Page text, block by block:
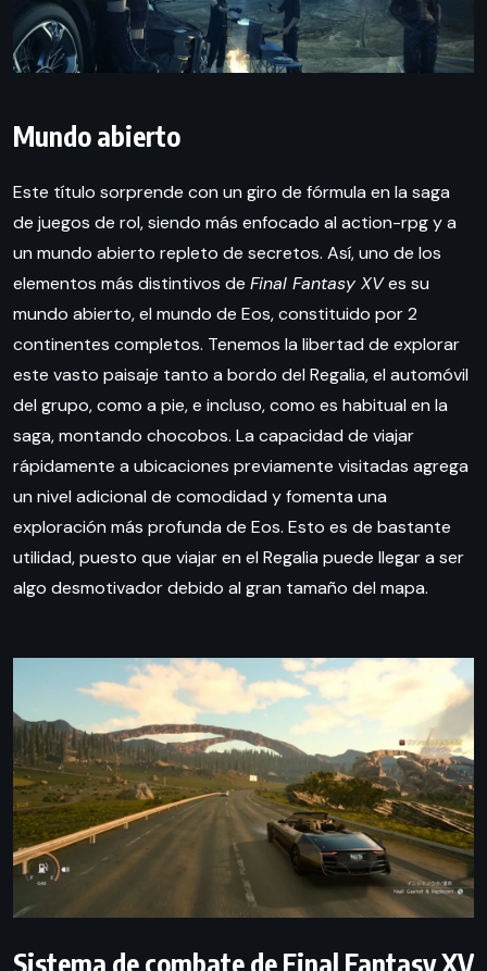
Mundo abierto
Este título sorprende con un giro de fórmula en la saga
de juegos de rol, siendo más enfocado al action-rpg y a
un mundo abierto repleto de secretos. Así, uno de los
elementos más distintivos de Final Fantasy XVes su
mundo abierto, el mundo de Eos, constituido por 2
continentes completos. Tenemos la libertad de explorar
este vasto paisaje tanto a bordo del Regalia, el automóvil
del grupo, como a pie, e incluso, como es habitual en la
saga, montando chocobos. La capacidad de viajar
rápidamente a ubicaciones previamente visitadas agrega
un nivel adicional de comodidad y fomenta una
exploración más profunda de Eos. Esto es de bastante
utilidad, puesto que viajar en el Regalia puede llegar a ser
algo desmotivador debido al gran tamaño del mapa.
Sistema de combate de Final Fantasy XV